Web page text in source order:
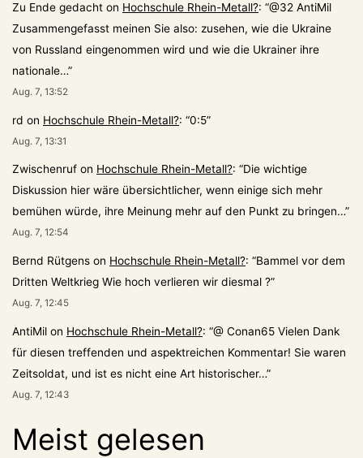
Zu Ende gedacht on Hochschule Rhein-Metall?: “@32 AntiMil
Zusammengefasst meinen Sie also: zusehen, wie die Ukraine
von Russland eingenommen wird und wie die Ukrainer ihre
nationale…”
Aug. 7, 13:52
rd on Hochschule Rhein-Metall?: “0:5”
Aug. 7, 13:31
Zwischenruf on Hochschule Rhein-Metall?: “Die wichtige
Diskussion hier wäre übersichtlicher, wenn einige sich mehr
bemühen würde, ihre Meinung mehr auf den Punkt zu bringen…”
Aug. 7, 12:54
Bernd Rütgens on Hochschule Rhein-Metall?: “Bammel vor dem
Dritten Weltkrieg Wie hoch verlieren wir diesmal ?”
Aug. 7, 12:45
AntiMil on Hochschule Rhein-Metall?: “@ Conan65 Vielen Dank
für diesen treffenden und aspektreichen Kommentar! Sie waren
Zeitsoldat, und ist es nicht eine Art historischer…”
Aug. 7, 12:43
Meist gelesen